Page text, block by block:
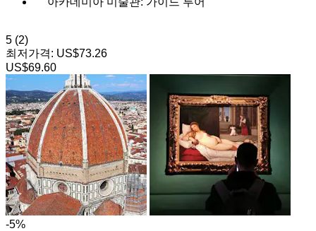
5 (2)
최저가격: US$73.26
US$69.60
-5%